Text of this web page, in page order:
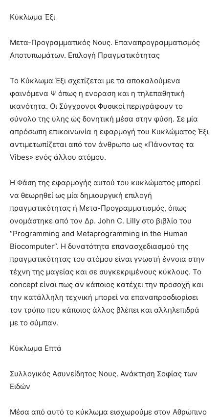
Κύκλωμα Έξι
Μετα-Προγραμματικός Νους. Επαναπρογραμματισμός
Αποτυπωμάτων. Επιλογή Πραγματικότητας
Το Κύκλωμα Έξι σχετίζεται με τα αποκαλούμενα
φαινόμενα Ψ όπως η ενοραση και η τηλεπαθητική
ικανότητα. Οι Σύγχρονοι Φυσικοί περιγράφουν το
σύνολο της ύλης ώς δονητική μέσα στην φύση. Σε μία
απρόσωπη επικοινωνία η εφαρμογή του Κυκλώματος Έξι
αντιμετωπίζεται από τον άνθρωπο ως «Πάνοντας τα
Vibes» ενός άλλου ατόμου.
Η Φάση της εφαρμογής αυτού του κυκλώματος μπορεί
να θεωρηθεί ως μία δημιουργική επιλογή
πραγματικότητας ή Μετα-Προγραμματισμός, όπως
ονομάστηκε από τον Δρ. John C. Lilly στο βιβλίο του
“Programming and Metaprogramming in the Human
Biocomputer”. Η δυνατότητα επανασχεδιασμού της
πραγματικότητας του ατόμου είναι γνωστή έννοια στην
τέχνη της μαγείας και σε συγκεκριμένους κύκλους. Το
concept είναι πως αν κάποιος κατέχει την προσοχή και
την κατάλληλη τεχνική μπορεί να επαναπροσδιορίσει
τον τρόπο που κάποιος άλλος βλέπει και αλληλεπιδρά
με το σύμπαν.
Κύκλωμα Επτά
Συλλογικός Ασυνείδητος Νους. Ανάκτηση Σοφίας των
Ειδών
Μέσα από αυτό το κύκλωμα εισχωρούμε στον Αθρώπινο